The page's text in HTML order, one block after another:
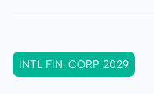
INTL FIN. CORP 2029